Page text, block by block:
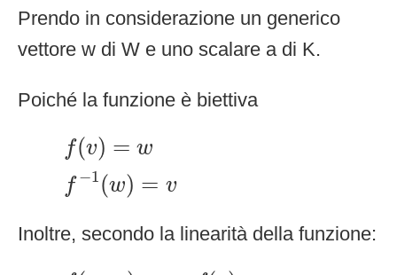
Prendo in considerazione un generico
vettore w di W e uno scalare a di K.
Poiché la funzione è biettiva
f(v) = w
f −1(w) = v
Inoltre, secondo la linearità della funzione: